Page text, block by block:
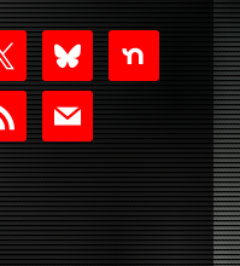
bluesky nextdoor
mail